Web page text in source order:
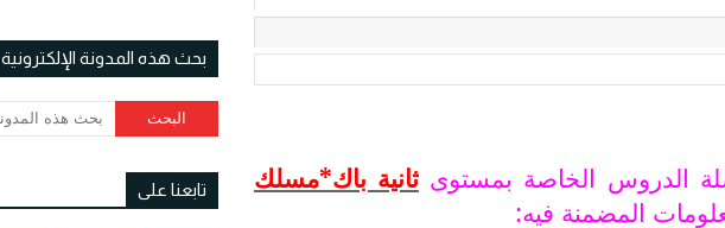
الدروس الخاصة بمستوىثانية باك*مسلك
المضمنة فيه:
بحث هذه المدونة الإلكترونية
تابعنا على